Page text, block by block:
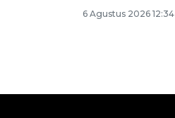
6 Agustus 2026 12:34